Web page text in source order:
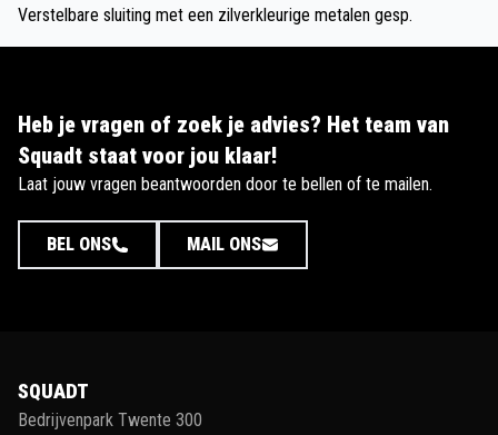
Verstelbare sluiting met een zilverkleurige metalen gesp.
Heb je vragen of zoek je advies? Het team van
Squadt staat voor jou klaar!
Laat jouw vragen beantwoorden door te bellen of te mailen.
BEL ONS MAIL ONS
SQUADT
Bedrijvenpark Twente 300